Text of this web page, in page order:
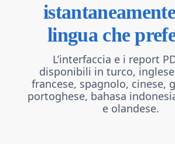
lingua che
L’interfaccia e i report
disponibili in turco,
francese, spagnolo, cinese,
portoghese, bahasa
e olandese.